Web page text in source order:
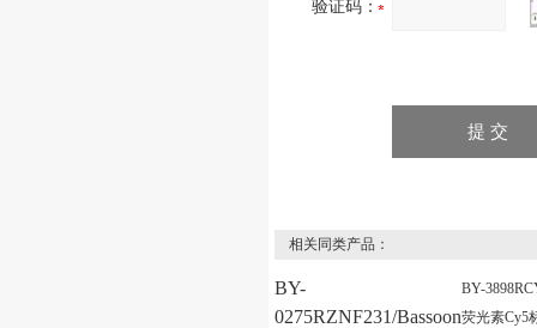
验证码：
相关同类产品：
BY-
0275RZNF231/Bassoon
BY-
荧光素Cy5